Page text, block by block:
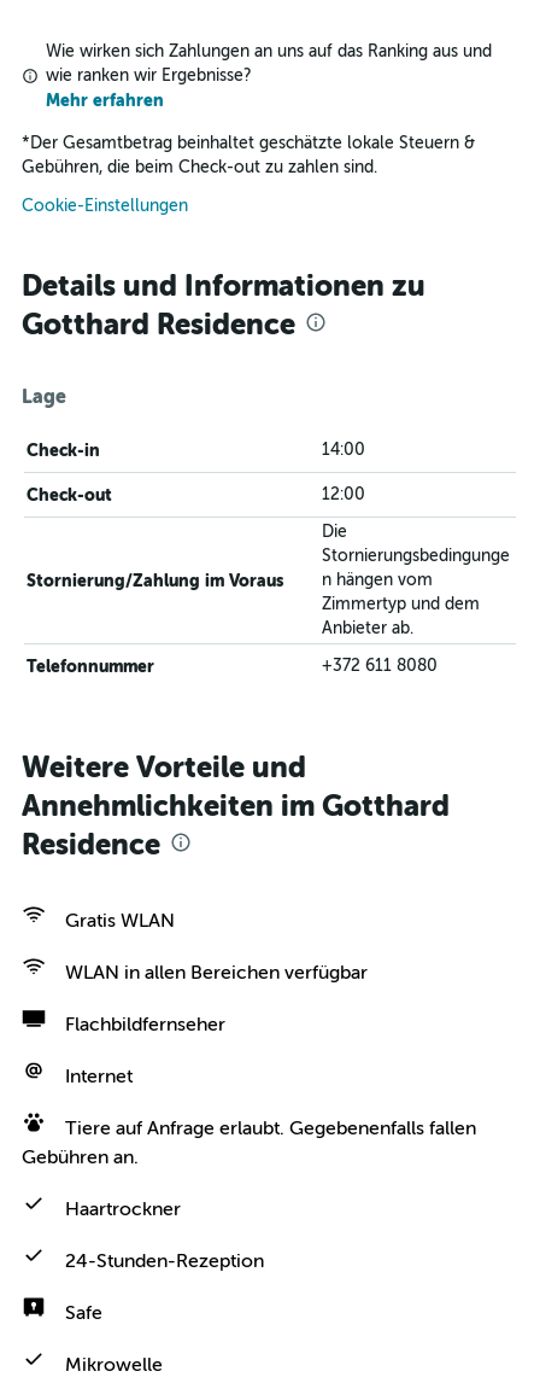
Wie wirken sich Zahlungen an uns auf das Ranking aus und
wie ranken wir Ergebnisse?
Mehr erfahren
* Der Gesamtbetrag beinhaltet geschätzte lokale Steuern &
Gebühren, die beim Check-out zu zahlen sind.
Cookie-Einstellungen
Details und Informationen zu
Gotthard Residence
Lage
Check-in 14:00
Check-out 12:00
Stornierung/Zahlung im Voraus
Die
Stornierungsbedingunge
n hängen vom
Zimmertyp und dem
Anbieter ab.
Telefonnummer +372 611 8080
Weitere Vorteile und
Annehmlichkeiten im Gotthard
Residence
Gratis WLAN
WLAN in allen Bereichen verfügbar
Flachbildfernseher
Internet
Tiere auf Anfrage erlaubt. Gegebenenfalls fallen
Gebühren an.
Haartrockner
24-Stunden-Rezeption
Safe
Mikrowelle